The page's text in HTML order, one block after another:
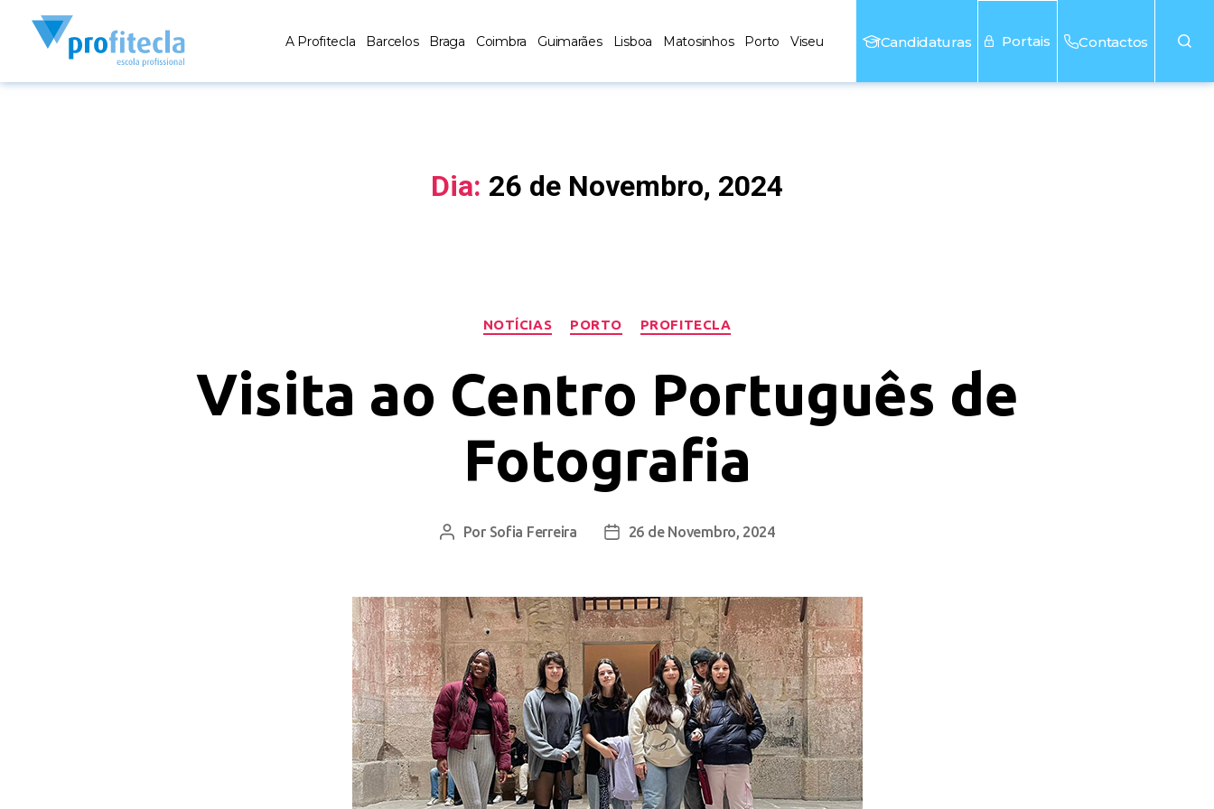
A Profitecla Barcelos Braga Coimbra Guimarães Lisboa Matosinhos Porto Viseu Candidaturas Portais Contactos
Dia: 26 de Novembro, 2024
NOTÍCIAS PORTO PROFITECLA
Visita ao Centro Português de
Fotografia
Por Sofia Ferreira 26 de Novembro, 2024